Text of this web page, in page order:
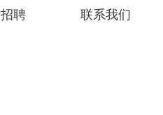
聘 联系我们